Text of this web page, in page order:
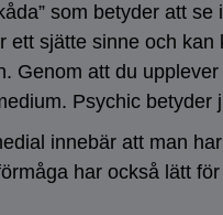
som betyder att
ett sjätte sinne och
Genom att du
Psychic betyder
innebär att man
har också lätt